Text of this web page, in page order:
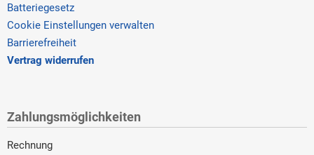
Batteriegesetz
Cookie Einstellungen verwalten
Barrierefreiheit
Vertrag widerrufen
Zahlungsmöglichkeiten
Rechnung